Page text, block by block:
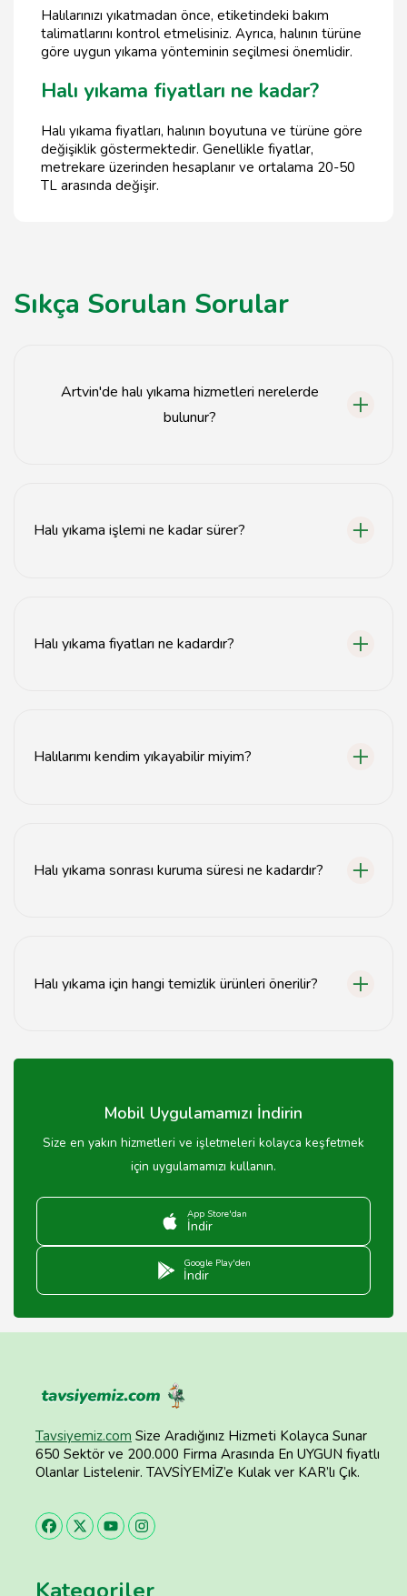
Halılarınızı yıkatmadan önce, etiketindeki bakım
talimatlarını kontrol etmelisiniz. Ayrıca, halının türüne
göre uygun yıkama yönteminin seçilmesi önemlidir.
Halı yıkama fiyatları ne kadar?
Halı yıkama fiyatları, halının boyutuna ve türüne göre
değişiklik göstermektedir. Genellikle fiyatlar,
metrekare üzerinden hesaplanır ve ortalama 20-50
TL arasında değişir.
Sıkça Sorulan Sorular
Artvin'de halı yıkama hizmetleri nerelerde
bulunur?
Halı yıkama işlemi ne kadar sürer?
Halı yıkama fiyatları ne kadardır?
Halılarımı kendim yıkayabilir miyim?
Halı yıkama sonrası kuruma süresi ne kadardır?
Halı yıkama için hangi temizlik ürünleri önerilir?
ürünleri önerilir. Kimyasal ürünlerden kaçınmak daha
Mobil Uygulamamızı İndirin
Size en yakın hizmetleri ve işletmeleri kolayca keşfetmek
için uygulamamızı kullanın.
App Store'dan
İndir
Google Play'den
İndir
Tavsiyemiz.com Size Aradığınız Hizmeti Kolayca Sunar
650 Sektör ve 200.000 Firma Arasında En UYGUN fiyatlı
Olanlar Listelenir. TAVSİYEMİZ’e Kulak ver KAR’lı Çık.